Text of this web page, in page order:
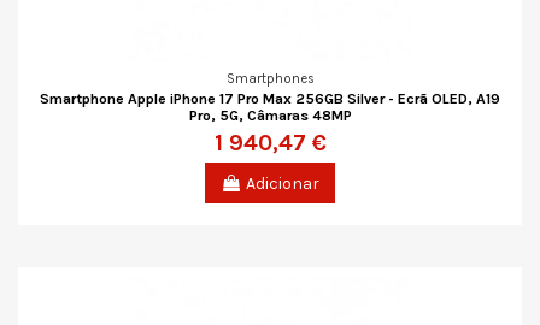
Smartphones
Smartphone Apple iPhone 17 Pro Max 256GB Silver - Ecrã OLED, A19
Pro, 5G, Câmaras 48MP
1 940,47 €
Adicionar